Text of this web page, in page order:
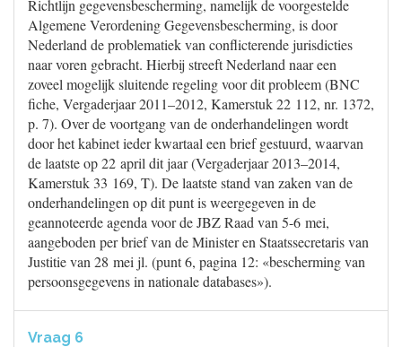
Richtlijn gegevensbescherming, namelijk de voorgestelde
Algemene Verordening Gegevensbescherming, is door
Nederland de problematiek van conflicterende jurisdicties
naar voren gebracht. Hierbij streeft Nederland naar een
zoveel mogelijk sluitende regeling voor dit probleem (BNC
fiche, Vergaderjaar 2011–2012, Kamerstuk 22 112, nr. 1372,
p. 7). Over de voortgang van de onderhandelingen wordt
door het kabinet ieder kwartaal een brief gestuurd, waarvan
de laatste op 22 april dit jaar (Vergaderjaar 2013–2014,
Kamerstuk 33 169, T). De laatste stand van zaken van de
onderhandelingen op dit punt is weergegeven in de
geannoteerde agenda voor de JBZ Raad van 5-6 mei,
aangeboden per brief van de Minister en Staatssecretaris van
Justitie van 28 mei jl. (punt 6, pagina 12: «bescherming van
persoonsgegevens in nationale databases»).
Vraag 6